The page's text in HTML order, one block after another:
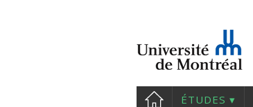
ÉTUDES